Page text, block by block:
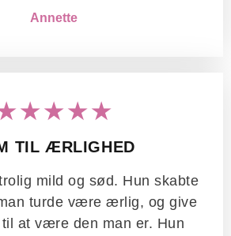
Annette
TIL ÆRLIGHED
mild og sød. Hun skabte
turde være ærlig, og give
at være den man er. Hun